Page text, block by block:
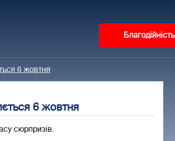
Благодійність
6 жовтня
6 жовтня
сюрпризів.